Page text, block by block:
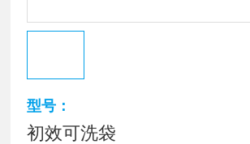
型号：
初效可洗袋